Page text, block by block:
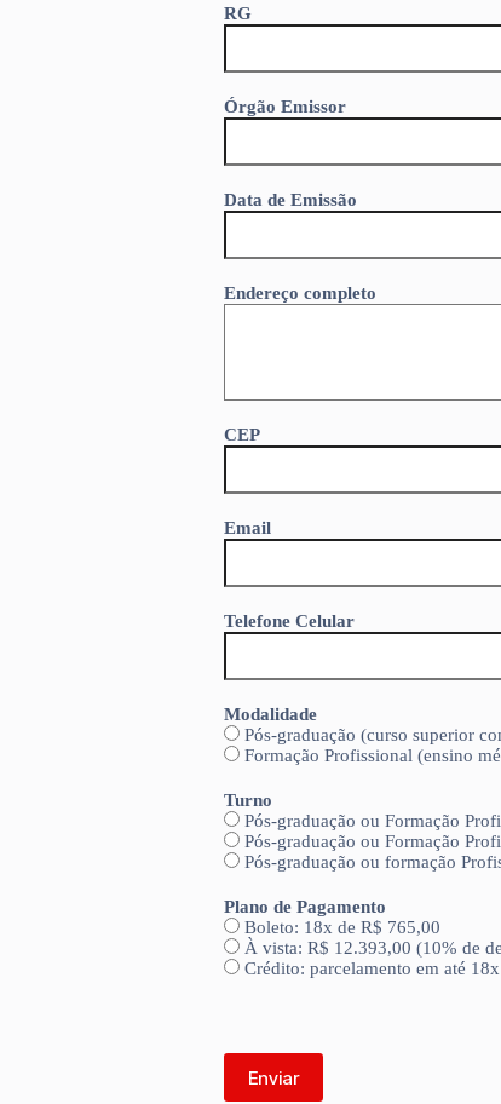
RG
Órgão Emissor
Data de Emissão
Endereço completo
CEP
Email
Telefone Celular
Modalidade
Pós-graduação (curso superior
Formação Profissional (ensino
Turno
Pós-graduação ou Formação
Pós-graduação ou Formação
Pós-graduação ou formação
Plano de Pagamento
Boleto: 18x de R$ 765,00
À vista: R$ 12.393,00 (10% de
Crédito: parcelamento em até